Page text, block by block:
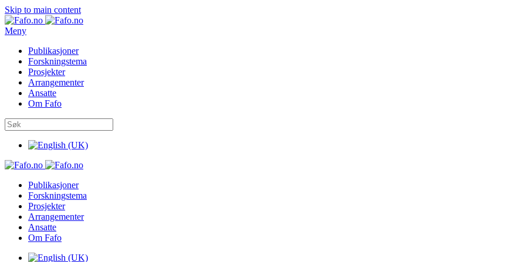
Skip to main content
Meny
Publikasjoner
Forskningstema
Prosjekter
Arrangementer
Ansatte
Om Fafo
Publikasjoner
Forskningstema
Prosjekter
Arrangementer
Ansatte
Om Fafo